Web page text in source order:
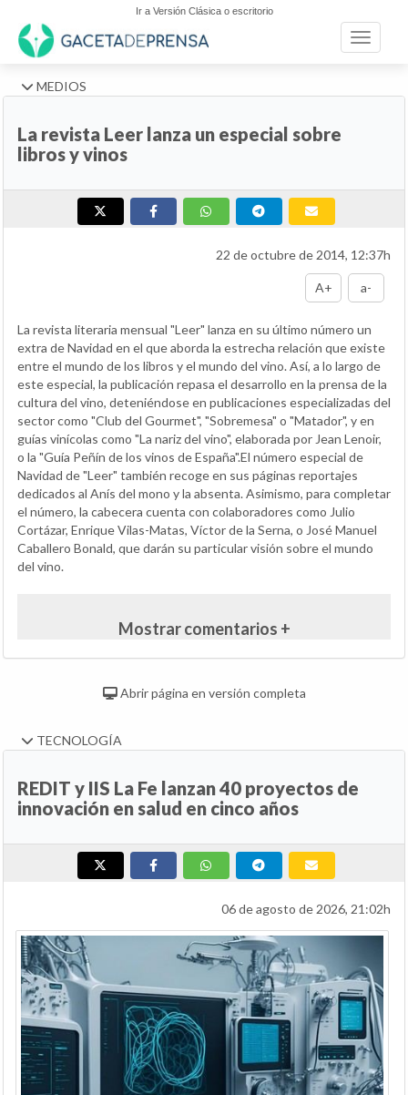
Ir a Versión Clásica o escritorio
Toggle
MEDIOS
La revista Leer lanza un especial sobre
libros y vinos
22 de octubre de 2014, 12:37h
A+ a-
La revista literaria mensual "Leer" lanza en su último número un
extra de Navidad en el que aborda la estrecha relación que existe
entre el mundo de los libros y el mundo del vino. Así, a lo largo de
este especial, la publicación repasa el desarrollo en la prensa de la
cultura del vino, deteniéndose en publicaciones especializadas del
sector como "Club del Gourmet", "Sobremesa" o "Matador", y en
guías vinícolas como "La nariz del vino", elaborada por Jean Lenoir,
o la "Guía Peñín de los vinos de España".El número especial de
Navidad de "Leer" también recoge en sus páginas reportajes
dedicados al Anís del mono y la absenta. Asimismo, para completar
el número, la cabecera cuenta con colaboradores como Julio
Cortázar, Enrique Vilas-Matas, Víctor de la Serna, o José Manuel
Caballero Bonald, que darán su particular visión sobre el mundo
del vino.
Mostrar comentarios +
Abrir página en versión completa
TECNOLOGÍA
REDIT y IIS La Fe lanzan 40 proyectos de
innovación en salud en cinco años
06 de agosto de 2026, 21:02h